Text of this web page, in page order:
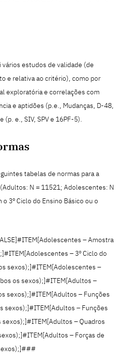
estudos de validade (de
e relativa ao critério), como por
exploratória e correlações com
e aptidões (p.e., Mudanças, D-48,
(p. e., SIV, SPV e 16PF-5).
tabelas de normas para a
N = 11521; Adolescentes: N
3º Ciclo do Ensino Básico ou o
– Amostra
– 3º Ciclo do
sexos);]#ITEM[Adolescentes –
os sexos);]#ITEM[Adultos –
sexos);]#ITEM[Adultos – Funções
sexos);]#ITEM[Adultos – Funções
– Quadros
– Forças de